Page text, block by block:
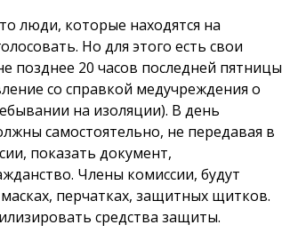
люди, которые находятся на
Но для этого есть свои
позднее 20 часов последней пятницы
со справкой медучреждения о
на изоляции). В день
самостоятельно, не передавая в
показать документ,
Члены комиссии, будут
перчатках, защитных щитков.
средства защиты.